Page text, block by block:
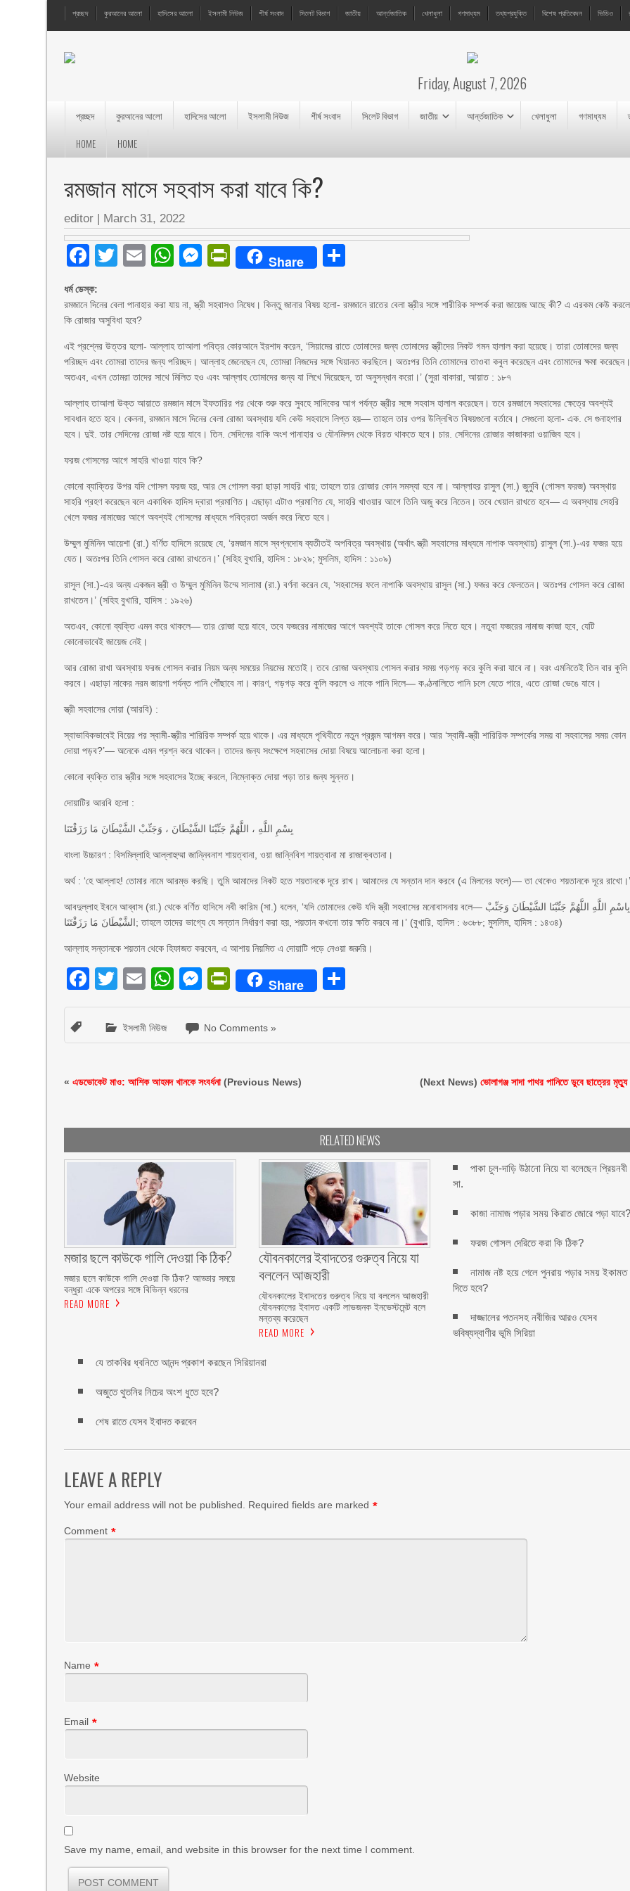
প্রচ্ছদ কুরআনের আলো হাদিসের আলো ইসলামী নিউজ শীর্ষ সংবাদ সিলেট বিভাগ জাতীয় আর্ন্তজাতিক খেলাধুলা গণমাধ্যম তথ্যপ্রযুক্তি বিশেষ প্রতিবেদন ভিডিও
Friday, August 7, 2026
প্রচ্ছদ কুরআনের আলো হাদিসের আলো ইসলামী নিউজ শীর্ষ সংবাদ সিলেট বিভাগ জাতীয় আর্ন্তজাতিক খেলাধুলা গণমাধ্যম
HOME
HOME
রমজান মাসে সহবাস করা যাবে কি?
editor | March 31, 2022
Facebook
Twitter
EmailWhatsApp
Messenger
PrintFriendly
Share
ধর্ম ডেস্ক:
রমজানে দিনের বেলা পানাহার করা যায় না, স্ত্রী সহবাসও নিষেধ। কিন্তু জানার বিষয় হলো- রমজানে রাতের বেলা স্ত্রীর সঙ্গে শারীরিক সম্পর্ক করা জায়েজ আছে কী? এ এরকম কেউ করলে
কি রোজার অসুবিধা হবে?
এই প্রশ্নের উত্তর হলো- আল্লাহ তাআলা পবিত্র কোরআনে ইরশাদ করেন, ‘সিয়ামের রাতে তোমাদের জন্য তোমাদের স্ত্রীদের নিকট গমন হালাল করা হয়েছে। তারা তোমাদের জন্য
পরিচ্ছদ এবং তোমরা তাদের জন্য পরিচ্ছদ। আল্লাহ জেনেছেন যে, তোমরা নিজদের সঙ্গে খিয়ানত করছিলে। অতঃপর তিনি তোমাদের তাওবা কবুল করেছেন এবং তোমাদের ক্ষমা
অতএব, এখন তোমরা তাদের সাথে মিলিত হও এবং আল্লাহ তোমাদের জন্য যা লিখে দিয়েছেন, তা অনুসন্ধান করো।’ (সুরা বাকারা, আয়াত : ১৮৭
আল্লাহ তাআলা উক্ত আয়াতে রমজান মাসে ইফতারির পর থেকে শুরু করে সুবহে সাদিকের আগ পর্যন্ত স্ত্রীর সঙ্গে সহবাস হালাল করেছেন। তবে রমজানে সহবাসের ক্ষেত্রে অবশ্যই
সাবধান হতে হবে। কেননা, রমজান মাসে দিনের বেলা রোজা অবস্থায় যদি কেউ সহবাসে লিপ্ত হয়— তাহলে তার ওপর উল্লিখিত বিষয়গুলো বর্তাবে। সেগুলো হলো- এক. সে গুনাহগার
হবে। দুই. তার সেদিনের রোজা নষ্ট হয়ে যাবে। তিন. সেদিনের বাকি অংশ পানাহার ও যৌনমিলন থেকে বিরত থাকতে হবে। চার. সেদিনের রোজার কাজাকরা ওয়াজিব হবে।
ফরজ গোসলের আগে সাহরি খাওয়া যাবে কি?
কোনো ব্যাক্তির উপর যদি গোসল ফরজ হয়, আর সে গোসল করা ছাড়া সাহরি খায়; তাহলে তার রোজার কোন সমস্যা হবে না। আল্লাহর রাসুল (সা.) জুনুবি (গোসল ফরজ) অবস্থায়
সাহরি গ্রহণ করেছেন বলে একাধিক হাদিস দ্বারা প্রমাণিত। এছাড়া এটাও প্রমাণিত যে, সাহরি খাওয়ার আগে তিনি অজু করে নিতেন। তবে খেয়াল রাখতে হবে— এ অবস্থায় সেহরি
খেলে ফজর নামাজের আগে অবশ্যই গোসলের মাধ্যমে পবিত্রতা অর্জন করে নিতে হবে।
উম্মুল মুমিনিন আয়েশা (রা.) বর্ণিত হাদিসে রয়েছে যে, ‘রমজান মাসে স্বপ্নদোষ ব্যতীতই অপবিত্র অবস্থায় (অর্থাৎ স্ত্রী সহবাসের মাধ্যমে নাপাক অবস্থায়) রাসুল (সা.)-এর ফজর হয়ে
যেত। অতঃপর তিনি গোসল করে রোজা রাখতেন।’ (সহিহ বুখারি, হাদিস : ১৮২৯; মুসলিম, হাদিস : ১১০৯)
রাসুল (সা.)-এর অন্য একজন স্ত্রী ও উম্মুল মুমিনিন উম্মে সালামা (রা.) বর্ণনা করেন যে, ‘সহবাসের ফলে নাপাকি অবস্থায় রাসুল (সা.) ফজর করে ফেলতেন। অতঃপর গোসল করে রোজা
রাখতেন।’ (সহিহ বুখারি, হাদিস : ১৯২৬)
অতএব, কোনো ব্যক্তি এমন করে থাকলে— তার রোজা হয়ে যাবে, তবে ফজরের নামাজের আগে অবশ্যই তাকে গোসল করে নিতে হবে। নতুবা ফজরের নামাজ কাজা হবে, যেটি
কোনোভাবেই জায়েজ নেই।
আর রোজা রাখা অবস্থায় ফরজ গোসল করার নিয়ম অন্য সময়ের নিয়মের মতোই। তবে রোজা অবস্থায় গোসল করার সময় গড়গড় করে কুলি করা যাবে না। বরং এমনিতেই তিন বার কুলি
করবে। এছাড়া নাকের নরম জায়গা পর্যন্ত পানি পৌঁছাবে না। কারণ, গড়গড় করে কুলি করলে ও নাকে পানি দিলে— কণ্ঠনালিতে পানি চলে যেতে পারে, এতে রোজা ভেঙে যাবে।
স্ত্রী সহবাসের দোয়া (আরবি) :
স্বাভাবিকভাবেই বিয়ের পর স্বামী-স্ত্রীর শারিরিক সম্পর্ক হয়ে থাকে। এর মাধ্যমে পৃথিবীতে নতুন প্রজন্ম আগমন করে। আর ‘স্বামী-স্ত্রী শারিরিক সম্পর্কের সময় বা সহবাসের সময় কোন
দোয়া পড়ব?’— অনেকে এমন প্রশ্ন করে থাকেন। তাদের জন্য সংক্ষেপে সহবাসের দোয়া বিষয়ে আলোচনা করা হলো।
কোনো ব্যক্তি তার স্ত্রীর সঙ্গে সহবাসের ইচ্ছে করলে, নিম্নোক্ত দোয়া পড়া তার জন্য সুন্নত।
দোয়াটির আরবি হলো :
بِسْمِ اللَّهِ ، اللَّهُمَّ جَنِّبْنَا الشَّيْطَانَ ، وَجَنِّبْ الشَّيْطَانَ مَا رَزَقْتَنَا
বাংলা উচ্চারণ : বিসমিল্লাহি আল্লাহুম্মা জান্নিবনাশ শায়ত্বানা, ওয়া জান্নিবিশ শায়ত্বানা মা রাজাক্বতানা।
অর্থ : ‘হে আল্লাহ! তোমার নামে আরম্ভ করছি। তুমি আমাদের নিকট হতে শয়তানকে দূরে রাখ। আমাদের যে সন্তান দান করবে (এ মিলনের ফলে)— তা থেকেও শয়তানকে দূরে
আবদুল্লাহ ইবনে আব্বাস (রা.) থেকে বর্ণিত হাদিসে নবী কারিম (সা.) বলেন, ‘যদি তোমাদের কেউ যদি স্ত্রী সহবাসের মনোবাসনায় বলে— بِاسْمِ اللَّهِ اللَّهُمَّ جَنِّبْنَا الشَّيْطَانَ وَجَنِّبْ
الشَّيْطَانَ مَا رَزَقْتَنَا; তাহলে তাদের ভাগ্যে যে সন্তান নির্ধারণ করা হয়, শয়তান কখনো তার ক্ষতি করবে না।’ (বুখারি, হাদিস : ৬৩৮৮; মুসলিম, হাদিস : ১৪৩৪)
আল্লাহ সন্তানকে শয়তান থেকে হিফাজত করবেন, এ আশায় নিয়মিত এ দোয়াটি পড়ে নেওয়া জরুরি।
Facebook
Twitter
EmailWhatsApp
Messenger
PrintFriendly
Share
ইসলামী নিউজ No Comments »
«এডভোকেট মাও: আশিক আহমদ খানকে সংবর্ধনা(Previous News) (Next News)ভোলাগঞ্জ সাদা পাথর পানিতে ডুবে ছাত্রের মৃত্যু
RELATED NEWS
মজার ছলে কাউকে গালি দেওয়া কি ঠিক?
মজার ছলে কাউকে গালি দেওয়া কি ঠিক? আড্ডার সময়ে
বন্ধুরা একে অপরের সঙ্গে বিভিন্ন ধরনের
READ MORE
যৌবনকালের ইবাদতের গুরুত্ব নিয়ে যা
বললেন আজহারী
যৌবনকালের ইবাদতের গুরুত্ব নিয়ে যা বললেন আজহারী
যৌবনকালের ইবাদত একটি লাভজনক ইনভেস্টমেন্ট বলে
মন্তব্য করেছেন
READ MORE
পাকা চুল-দাড়ি উঠানো নিয়ে যা বলেছেন প্রিয়নবী
সা.
কাজা নামাজ পড়ার সময় কিরাত জোরে পড়া
ফরজ গোসল দেরিতে করা কি ঠিক?
নামাজ নষ্ট হয়ে গেলে পুনরায় পড়ার সময় ইকামত
দিতে হবে?
দাজ্জালের পতনসহ নবীজির আরও যেসব
ভবিষ্যদ্বাণীর ভূমি সিরিয়া
যে তাকবির ধ্বনিতে আনন্দ প্রকাশ করছেন সিরিয়ানরা
অজুতে থুতনির নিচের অংশ ধুতে হবে?
শেষ রাতে যেসব ইবাদত করবেন
LEAVE A REPLY
Your email address will not be published. Required fields are marked *
Comment *
Name *
Email *
Website
Save my name, email, and website in this browser for the next time I comment.